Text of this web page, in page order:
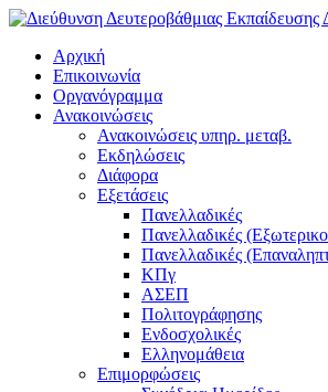
Αρχική
Επικοινωνία
Οργανόγραμμα
Ανακοινώσεις
Ανακοινώσεις υπηρ. μεταβ.
Εκδηλώσεις
Διάφορα
Εξετάσεις
Πανελλαδικές
Πανελλαδικές
Πανελλαδικές
ΚΠγ
ΑΣΕΠ
Πολιτογράφησης
Ενδοσχολικές
Ελληνομάθεια
Επιμορφώσεις